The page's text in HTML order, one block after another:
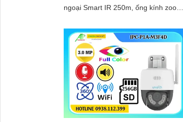
ngoại Smart IR 250m, ống kính zoom
năng thông minh ngăn chặn xâm nhập
thông minh / đếm người / mật độ đám
đông / chụp khuôn mặt